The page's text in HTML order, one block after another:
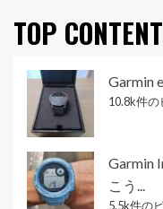
TOP
Garmin
10.8k件の
Garmin
こう...
5.5k件の